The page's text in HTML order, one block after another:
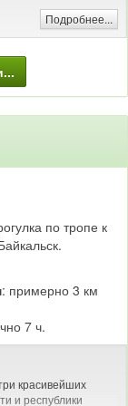
кристально
долины.
долину с
возрастом
Подробнее...
по тропе к
: примерно 3 км
7 ч.
красивейших
и республики